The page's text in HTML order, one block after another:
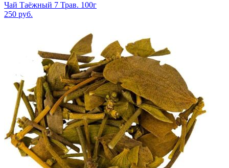
Чай Таёжный 7 Трав. 100г
250 руб.